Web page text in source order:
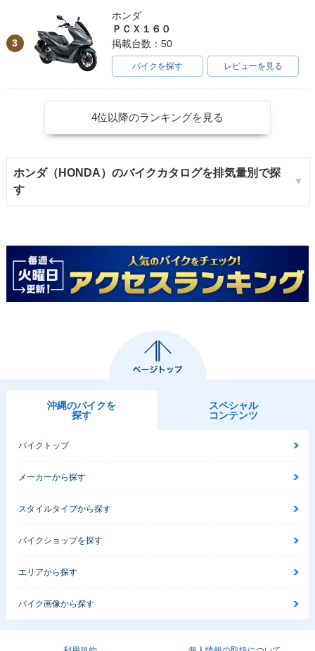
3
ホンダ
ＰＣＸ１６０
掲載台数：50
バイクを探す レビューを見る
4位以降のランキングを見る
ホンダ（HONDA）のバイクカタログを排気量別で探
す
沖縄のバイクを
探す
スペシャル
コンテンツ
バイクトップ
メーカーから探す
スタイルタイプから探す
バイクショップを探す
エリアから探す
バイク画像から探す